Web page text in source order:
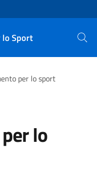
Sport Cerca
per lo sport
lo